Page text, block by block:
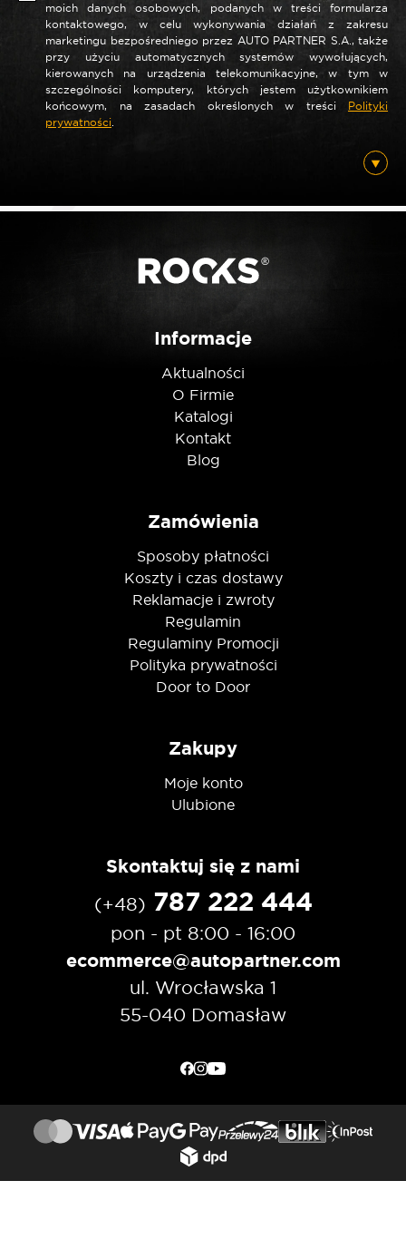
Nazwa *
E-mail*
moich danych osobowych, podanych w treści formularza
kontaktowego, w celu wykonywania działań z zakresu
marketingu bezpośredniego przez AUTO PARTNER S.A., także
przy użyciu automatycznych systemów wywołujących,
kierowanych na urządzenia telekomunikacyjne, w tym w
szczególności komputery, których jestem użytkownikiem
końcowym, na zasadach określonych w treści Polityki
prywatności.
Informacje
Aktualności
O Firmie
Katalogi
Kontakt
Blog
Zamówienia
Sposoby płatności
Koszty i czas dostawy
Reklamacje i zwroty
Regulamin
Regulaminy Promocji
Polityka prywatności
Door to Door
Zakupy
Moje konto
Ulubione
Skontaktuj się z nami
(+48) 787 222 444
pon - pt 8:00 - 16:00
ecommerce@autopartner.com
ul. Wrocławska 1
55-040 Domasław